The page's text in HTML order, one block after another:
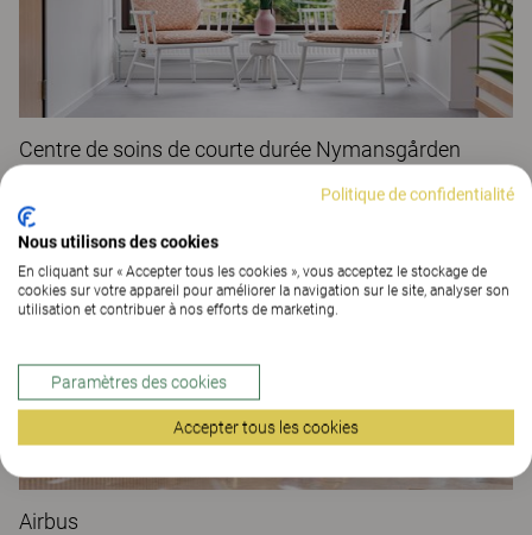
Centre de soins de courte durée Nymansgården
Airbus
Politique de confidentialité
Nous utilisons des cookies
En cliquant sur « Accepter tous les cookies », vous acceptez le stockage de
cookies sur votre appareil pour améliorer la navigation sur le site, analyser son
utilisation et contribuer à nos efforts de marketing.
Paramètres des cookies
Accepter tous les cookies